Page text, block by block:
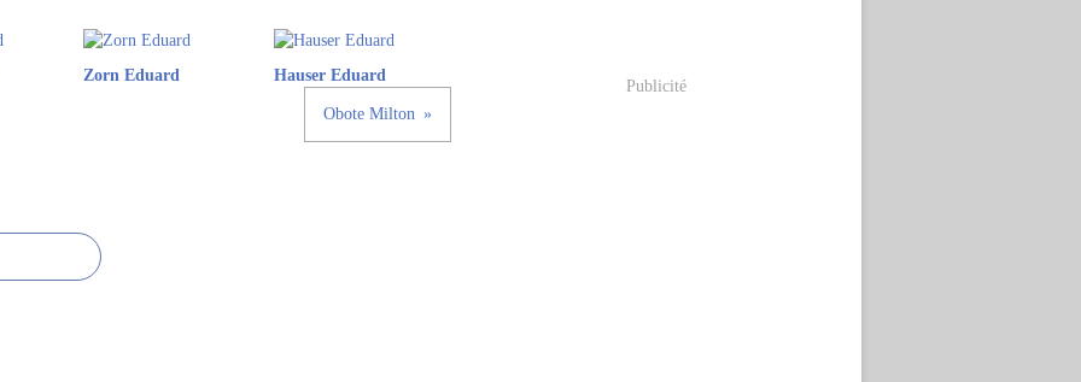
Zorn Eduard Hauser Eduard
Obote Milton
Publicité